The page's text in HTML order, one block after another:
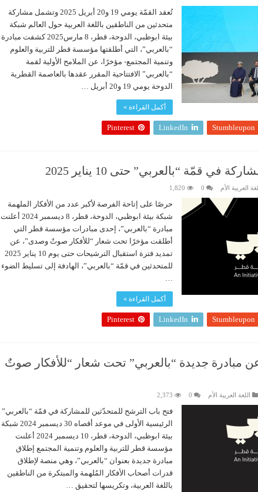
تُعقد القمّة يومي 19 و20 أبريل 2025 وتشمل مشاركة
متحدثين من الناطقين باللغة العربية حول العالم شبكة
بيئة ابوظبي، الدوحة، قطر، 8 مارس2025 كشفت مبادرة
“بالعربي”، التي أطلقتها مؤسسة قطر للتربية والعلوم
وتنمية المجتمع- مؤخرًا، عن الملامح الأولية لقمة
“بالعربي” الافتتاحية المقرر عقدها بالعاصمة القطرية
الدوحة يومي 19 و20 أبريل …
أكمل القراءة »
Stumbleupon
LinkedIn
Pinterest
في قمّة “بالعربي” حتى 10 يناير 2025
العربية الأم 0
1,820
حرصًا على إتاحة الفرصة لأكبر عدد من الأفكار الملهمة
شبكة بيئة ابوظبي، الدوحة، قطر، 8 ديسمبر 2024 أعلنت
مبادرة “بالعربي”، إحدى مبادرات مؤسسة قطر التي
أطلقت مؤخرًا تحت شعار “للأفكار صوتٌ وصدى”، عن
تمديد فترة استقبال الترشيحات حتى يوم 10 يناير 2025
للمتحدثين في قمّة “بالعربي”، الهادفة إلى تسليط الضوء
…
أكمل القراءة »
Stumbleupon
LinkedIn
Pinterest
جديدة “بالعربي” تحت شعار “للأفكار صوتٌ
اللغة العربية الأم 0
2,373
فتح باب الترشح للمتحدّثين للمشاركة في قمّة “بالعربي”
الرئيسية الأولى في موعد أقصاه 30 ديسمبر 2024 شبكة
بيئة ابوظبي، الدوحة، قطر، 10 ديسمبر 2024 أعلنت
مؤسسة قطر للتربية والعلوم وتنمية المجتمع إطلاق
مبادرة جديدة بعنوان “بالعربي”، وهي منصة لإطلاق
قدرات أصحاب الأفكار المُلهمة والمبتكرة من الناطقين
باللغة العربية، وتكريسها لتحقيق …